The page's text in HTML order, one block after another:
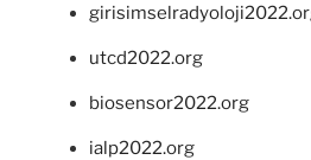
utcd2022.org
biosensor2022.org
ialp2022.org